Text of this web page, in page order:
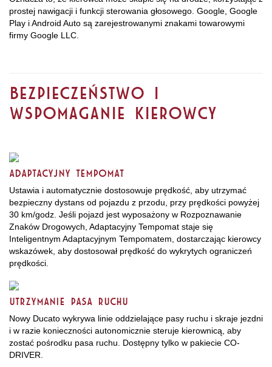
prostej nawigacji i funkcji sterowania głosowego. Google, Google
Play i Android Auto są zarejestrowanymi znakami towarowymi
firmy Google LLC.
BEZPIECZEŃSTWO I
WSPOMAGANIE KIEROWCY
ADAPTACYJNY TEMPOMAT
Ustawia i automatycznie dostosowuje prędkość, aby utrzymać
bezpieczny dystans od pojazdu z przodu, przy prędkości powyżej
30 km/godz. Jeśli pojazd jest wyposażony w Rozpoznawanie
Znaków Drogowych, Adaptacyjny Tempomat staje się
Inteligentnym Adaptacyjnym Tempomatem, dostarczając kierowcy
wskazówek, aby dostosował prędkość do wykrytych ograniczeń
prędkości.
UTRZYMANIE PASA RUCHU
Nowy Ducato wykrywa linie oddzielające pasy ruchu i skraje jezdni
i w razie konieczności autonomicznie steruje kierownicą, aby
zostać pośrodku pasa ruchu. Dostępny tylko w pakiecie CO-
DRIVER.